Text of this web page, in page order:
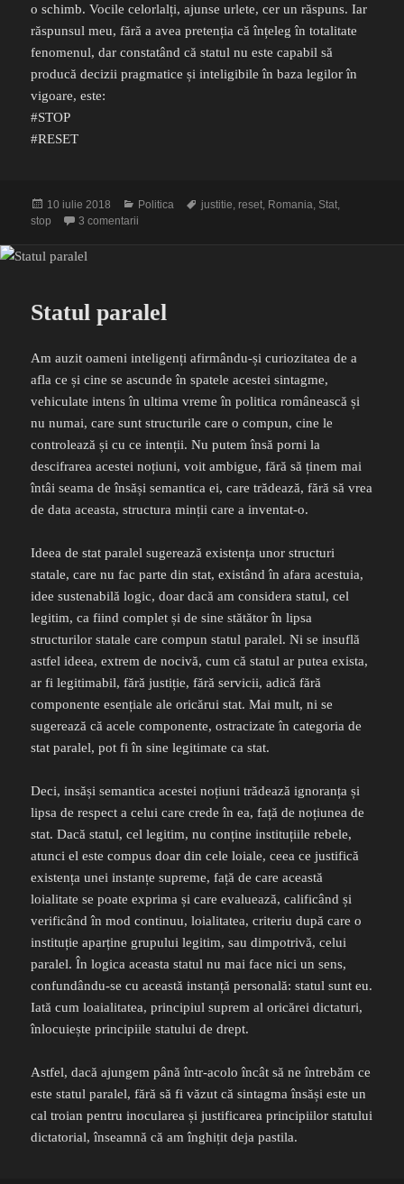
o schimb. Vocile celorlalți, ajunse urlete, cer un răspuns. Iar
răspunsul meu, fără a avea pretenția că înțeleg în totalitate
fenomenul, dar constatând că statul nu este capabil să
producă decizii pragmatice și inteligibile în baza legilor în
vigoare, este:
#STOP
#RESET
Publicat
pe
10 iulie 2018 Categorii
Politica Etichete
justitie reset Romania Stat
stop
3 comentarii
Statul paralel
Am auzit oameni inteligenți afirmându-și curiozitatea de a
afla ce și cine se ascunde în spatele acestei sintagme,
vehiculate intens în ultima vreme în politica românească și
nu numai, care sunt structurile care o compun, cine le
controlează și cu ce intenții. Nu putem însă porni la
descifrarea acestei noțiuni, voit ambigue, fără să ținem mai
întâi seama de însăși semantica ei, care trădează, fără să vrea
de data aceasta, structura minții care a inventat-o.
Ideea de stat paralel sugerează existența unor structuri
statale, care nu fac parte din stat, existând în afara acestuia,
idee sustenabilă logic, doar dacă am considera statul, cel
legitim, ca fiind complet și de sine stătător în lipsa
structurilor statale care compun statul paralel. Ni se insuflă
astfel ideea, extrem de nocivă, cum că statul ar putea exista,
ar fi legitimabil, fără justiție, fără servicii, adică fără
componente esențiale ale oricărui stat. Mai mult, ni se
sugerează că acele componente, ostracizate în categoria de
stat paralel, pot fi în sine legitimate ca stat.
Deci, insăși semantica acestei noțiuni trădează ignoranța și
lipsa de respect a celui care crede în ea, față de noțiunea de
stat. Dacă statul, cel legitim, nu conține instituțiile rebele,
atunci el este compus doar din cele loiale, ceea ce justifică
existența unei instanțe supreme, față de care această
loialitate se poate exprima și care evaluează, calificând și
verificând în mod continuu, loialitatea, criteriu după care o
instituție aparține grupului legitim, sau dimpotrivă, celui
paralel. În logica aceasta statul nu mai face nici un sens,
confundându-se cu această instanță personală: statul sunt eu.
Iată cum loaialitatea, principiul suprem al oricărei dictaturi,
înlocuiește principiile statului de drept.
Astfel, dacă ajungem până într-acolo încât să ne întrebăm ce
este statul paralel, fără să fi văzut că sintagma însăși este un
cal troian pentru inocularea și justificarea principiilor statului
dictatorial, înseamnă că am înghițit deja pastila.